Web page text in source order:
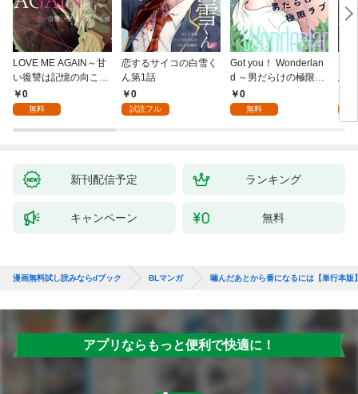
LOVE ME AGAIN～甘
い復讐は記憶の向こう
側～(1)
0
無料
恋するサイコの白雪く
ん第1話
0
試読フル
Got you！ Wonderlan
d ～男だらけの極限ラ
ブ～(1)
0
無料
鳥
新刊配信予定 ランキング
キャンペーン 無料
漫画無料試し読みならdブック BLマンガ 噛んだあとから番になるには【単行本版
アプリならもっと便利で快適に！